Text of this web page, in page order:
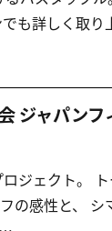
も詳しく取り
ジャパンフ
ジェクト。 ト
の感性と、 シ